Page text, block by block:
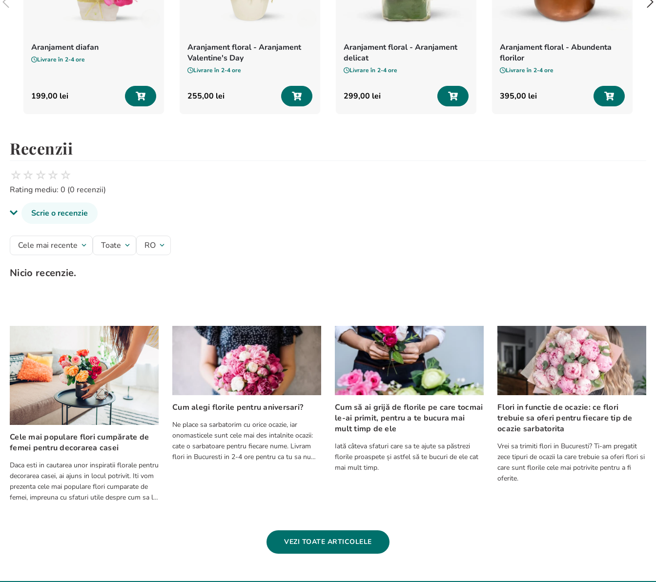
Aranjament diafan
Livrare în 2-4 ore
199,00 lei
Aranjament floral - Aranjament
Valentine's Day
Livrare în 2-4 ore
255,00 lei
Aranjament floral - Aranjament
delicat
Livrare în 2-4 ore
299,00 lei
Aranjament floral - Abundenta
florilor
Livrare în 2-4 ore
395,00 lei
Recenzii
☆☆ ☆☆ ☆
Rating mediu: 0 (0 recenzii)
Scrie o recenzie
Titlu recenzie
Evaluează produsul cu un rating între 1 și 5 stele
Adresă de e-mail
Scrie o recenzie
TRIMITE RECENZIE
Cele mai recente Toate RO
Nicio recenzie.
Cele mai populare flori cumpărate de
femei pentru decorarea casei
Daca esti in cautarea unor inspiratii florale pentru
decorarea casei, ai ajuns in locul potrivit. Iti vom
prezenta cele mai populare flori cumparate de
femei, impreuna cu sfaturi utile despre cum sa le
Cum alegi florile pentru aniversari?
Ne place sa sarbatorim cu orice ocazie, iar
onomasticele sunt cele mai des intalnite ocazii:
cate o sarbatoare pentru fiecare nume. Livram
flori in Bucuresti in 2-4 ore pentru ca tu sa nu
Cum să ai grijă de florile pe care tocmai
le-ai primit, pentru a te bucura mai
mult timp de ele
Iată câteva sfaturi care sa te ajute sa păstrezi
florile proaspete și astfel să te bucuri de ele cat
mai mult timp.
Flori in functie de ocazie: ce flori
trebuie sa oferi pentru fiecare tip de
ocazie sarbatorita
Vrei sa trimiti flori in Bucuresti? Ti-am pregatit
zece tipuri de ocazii la care trebuie sa oferi flori si
care sunt florile cele mai potrivite pentru a fi
oferite.
VEZI TOATE ARTICOLELE